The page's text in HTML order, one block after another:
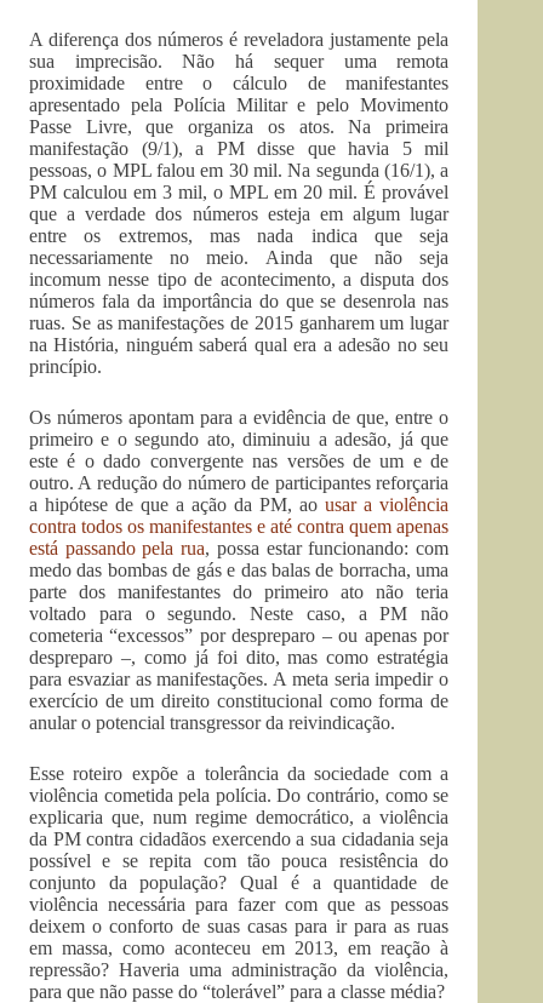
A diferença dos números é reveladora justamente pela
sua imprecisão. Não há sequer uma remota
proximidade entre o cálculo de manifestantes
apresentado pela Polícia Militar e pelo Movimento
Passe Livre, que organiza os atos. Na primeira
manifestação (9/1), a PM disse que havia 5 mil
pessoas, o MPL falou em 30 mil. Na segunda (16/1), a
PM calculou em 3 mil, o MPL em 20 mil. É provável
que a verdade dos números esteja em algum lugar
entre os extremos, mas nada indica que seja
necessariamente no meio. Ainda que não seja
incomum nesse tipo de acontecimento, a disputa dos
números fala da importância do que se desenrola nas
ruas. Se as manifestações de 2015 ganharem um lugar
na História, ninguém saberá qual era a adesão no seu
princípio.
Os números apontam para a evidência de que, entre o
primeiro e o segundo ato, diminuiu a adesão, já que
este é o dado convergente nas versões de um e de
outro. A redução do número de participantes reforçaria
a hipótese de que a ação da PM, aousar a violência
contra todos os manifestantes e até contra quem apenas
está passando pela rua, possa estar funcionando: com
medo das bombas de gás e das balas de borracha, uma
parte dos manifestantes do primeiro ato não teria
voltado para o segundo. Neste caso, a PM não
cometeria “excessos” por despreparo – ou apenas por
despreparo –, como já foi dito, mas como estratégia
para esvaziar as manifestações. A meta seria impedir o
exercício de um direito constitucional como forma de
anular o potencial transgressor da reivindicação.
Esse roteiro expõe a tolerância da sociedade com a
violência cometida pela polícia. Do contrário, como se
explicaria que, num regime democrático, a violência
da PM contra cidadãos exercendo a sua cidadania seja
possível e se repita com tão pouca resistência do
conjunto da população? Qual é a quantidade de
violência necessária para fazer com que as pessoas
deixem o conforto de suas casas para ir para as ruas
em massa, como aconteceu em 2013, em reação à
repressão? Haveria uma administração da violência,
para que não passe do “tolerável” para a classe média?